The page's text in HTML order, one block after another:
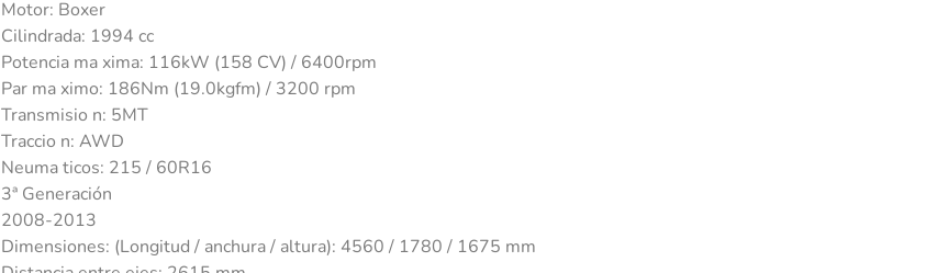
Motor: Boxer
Cilindrada: 1994 cc
Potencia ma xima: 116kW (158 CV) / 6400rpm
Par ma ximo: 186Nm (19.0kgfm) / 3200 rpm
Transmisio n: 5MT
Traccio n: AWD
Neuma ticos: 215 / 60R16
3ª Generación
2008-2013
Dimensiones: (Longitud / anchura / altura): 4560 / 1780 / 1675 mm